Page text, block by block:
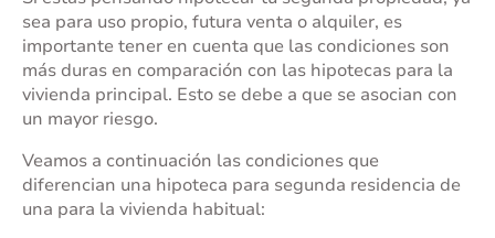
sea para uso propio, futura venta o alquiler, es
importante tener en cuenta que las condiciones son
más duras en comparación con las hipotecas para la
vivienda principal. Esto se debe a que se asocian con
un mayor riesgo.
Veamos a continuación las condiciones que
diferencian una hipoteca para segunda residencia de
una para la vivienda habitual: